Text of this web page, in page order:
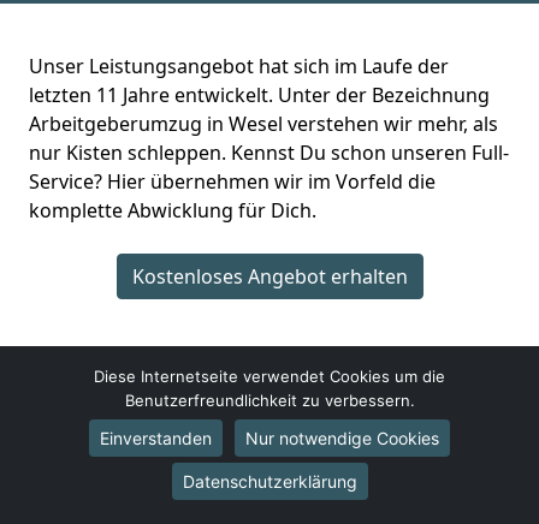
Unser Leistungsangebot hat sich im Laufe der
letzten 11 Jahre entwickelt. Unter der Bezeichnung
Arbeitgeberumzug in Wesel verstehen wir mehr, als
nur Kisten schleppen. Kennst Du schon unseren Full-
Service? Hier übernehmen wir im Vorfeld die
komplette Abwicklung für Dich.
Kostenloses Angebot erhalten
Günstiges Umzugsunternehmen Wesel
Diese Internetseite verwendet Cookies um die
Benutzerfreundlichkeit zu verbessern.
Einverstanden Nur notwendige Cookies
Datenschutzerklärung